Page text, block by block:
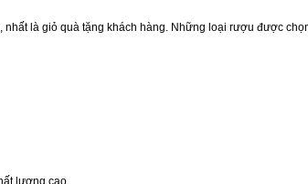
là giỏ quà tặng khách hàng. Những loại rượu được
lượng cao.